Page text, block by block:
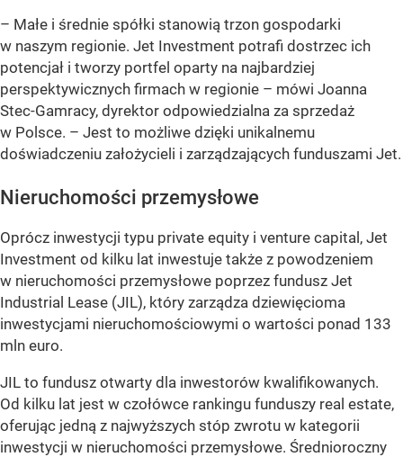
– Małe i średnie spółki stanowią trzon gospodarki
w naszym regionie. Jet Investment potrafi dostrzec ich
potencjał i tworzy portfel oparty na najbardziej
perspektywicznych firmach w regionie – mówi Joanna
Stec-Gamracy, dyrektor odpowiedzialna za sprzedaż
w Polsce. – Jest to możliwe dzięki unikalnemu
doświadczeniu założycieli i zarządzających funduszami Jet.
Nieruchomości przemysłowe
Oprócz inwestycji typu private equity i venture capital, Jet
Investment od kilku lat inwestuje także z powodzeniem
w nieruchomości przemysłowe poprzez fundusz Jet
Industrial Lease (JIL), który zarządza dziewięcioma
inwestycjami nieruchomościowymi o wartości ponad 133
mln euro.
JIL to fundusz otwarty dla inwestorów kwalifikowanych.
Od kilku lat jest w czołówce rankingu funduszy real estate,
oferując jedną z najwyższych stóp zwrotu w kategorii
inwestycji w nieruchomości przemysłowe. Średnioroczny